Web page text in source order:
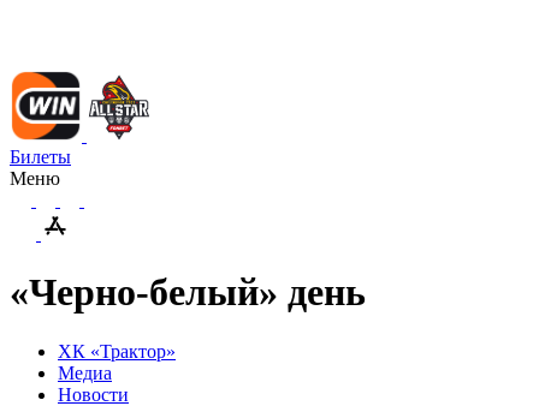
Билеты
Меню
«Черно-белый» день
ХК «Трактор»
Медиа
Новости